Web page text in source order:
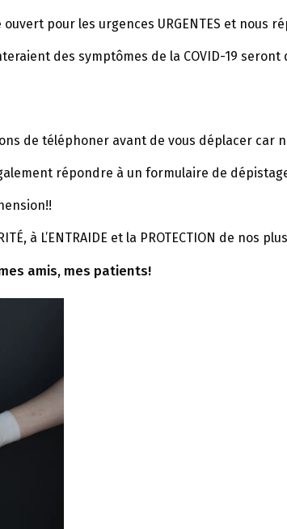
pour les urgences URGENTES et nous
des symptômes de la COVID-19
de téléphoner avant de vous déplacer car
répondre à un formulaire de
à L’ENTRAIDE et la PROTECTION de nos
amis, mes patients!